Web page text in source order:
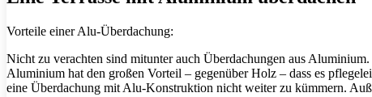
Vorteile einer Alu-Überdachung:
Nicht zu verachten sind mitunter auch Überdachungen aus
Aluminium hat den großen Vorteil – gegenüber Holz – dass es
eine Überdachung mit Alu-Konstruktion nicht weiter zu kümmern.